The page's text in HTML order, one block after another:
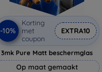
-10%
Korting
met
coupon
EXTRA10
3mk Pure Matt beschermglas
Op maat gemaakt